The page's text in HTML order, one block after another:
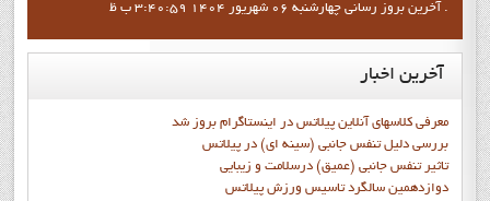
آخرين بروز رساني چهارشنبه 06 شهریور 1404 3:40:59 ب ظ .
آخرین اخبار
معرفی کلاسهای آنلاین پیلاتس در اینستاگرام بروز شد
بررسی دلیل تنفس جانبی (سینه ای) در پیلاتس
تاثیر تنفس جانبی (عمیق) درسلامت و زیبایی
دوازدهمين سالگرد تاسيس ورزش پيلاتس